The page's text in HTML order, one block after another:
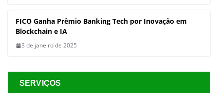
FICO Ganha Prêmio Banking Tech por Inovação em
Blockchain e IA
3 de janeiro de 2025
SERVIÇOS